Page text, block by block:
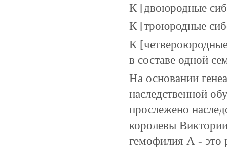
К [двоюродные
К [троюродные
К
в составе одной
На основании
наследственной
прослежено
королевы
гемофилия А - это